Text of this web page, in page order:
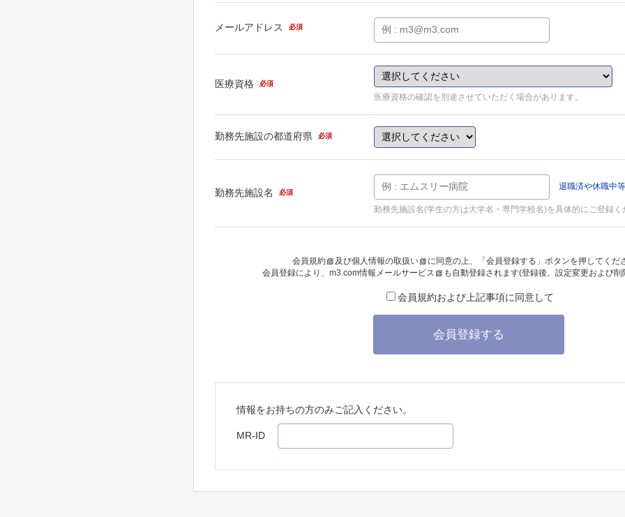
メールアドレス 必須
医療資格 必須
医療資格の確認を別途させていただく場合があります。
勤務先施設の都道府県 必須
勤務先施設名 必須
退職済や休職中
勤務先施設名(学生の方は大学名・専門学校名)を具体的にご登録く
会員規約 及び個人情報の取扱い
に同意の上、「会員登録する」ボタンを押してくだ
会員登録により、 m3.com情報メールサービス も自動登録されます(登録後、設定変更および
会員規約および上記事項に同意して
会員登録する
情報をお持ちの方のみご記入ください。
MR-ID